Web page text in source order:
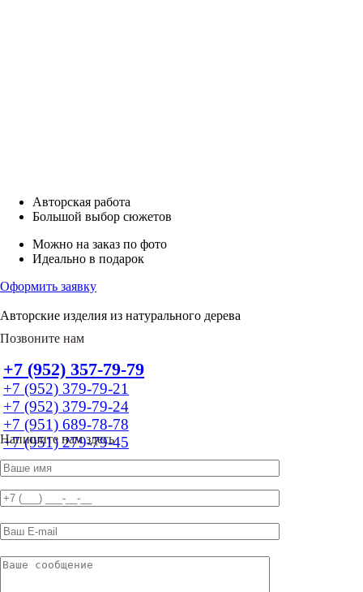
Авторская работа
Большой выбор сюжетов
Можно на заказ по фото
Идеально в подарок
Оформить заявку
Авторские изделия из натурального дерева
Позвоните нам
+7 (952) 357-79-79
+7 (952) 379-79-21
+7 (952) 379-79-24
+7 (951) 689-78-78
+7 (951) 279-79-45
Напишите нам здесь